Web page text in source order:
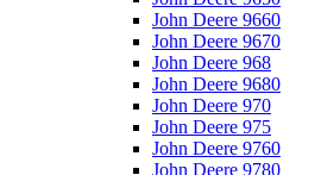
John Deere 9660
John Deere 9670
John Deere 968
John Deere 9680
John Deere 970
John Deere 975
John Deere 9760
John Deere 9780